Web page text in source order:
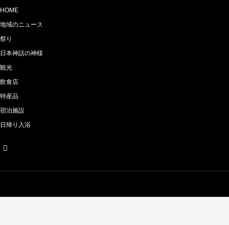
HOME
地域のニュース
祭り
日本神話の神様
観光
飲食店
特産品
宿泊施設
日帰り入浴